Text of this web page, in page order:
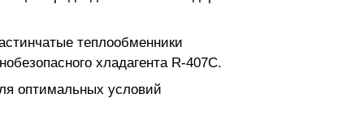
теплообменники
хладагента R-407C.
оптимальных условий